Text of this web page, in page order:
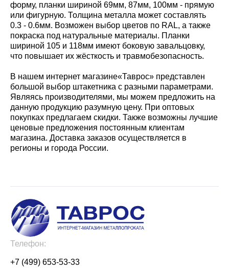
форму, планки шириной 69мм, 87мм, 100мм - прямую
или фигурную. Толщина металла может составлять
0.3 - 0.6мм. Возможен выбор цветов по RAL, а также
покраска под натуральные материалы. Планки
шириной 105 и 118мм имеют боковую завальцовку,
что повышает их жёсткость и травмобезопасность.
В нашем интернет магазине«Таврос» представлен
большой выбор штакетника с разными параметрами.
Являясь производителями, мы можем предложить на
данную продукцию разумную цену. При оптовых
покупках предлагаем скидки. Также возможны лучшие
ценовые предложения постоянным клиентам
магазина. Доставка заказов осуществляется в
регионы и города России.
Телефон:
+7 (499) 653-53-33